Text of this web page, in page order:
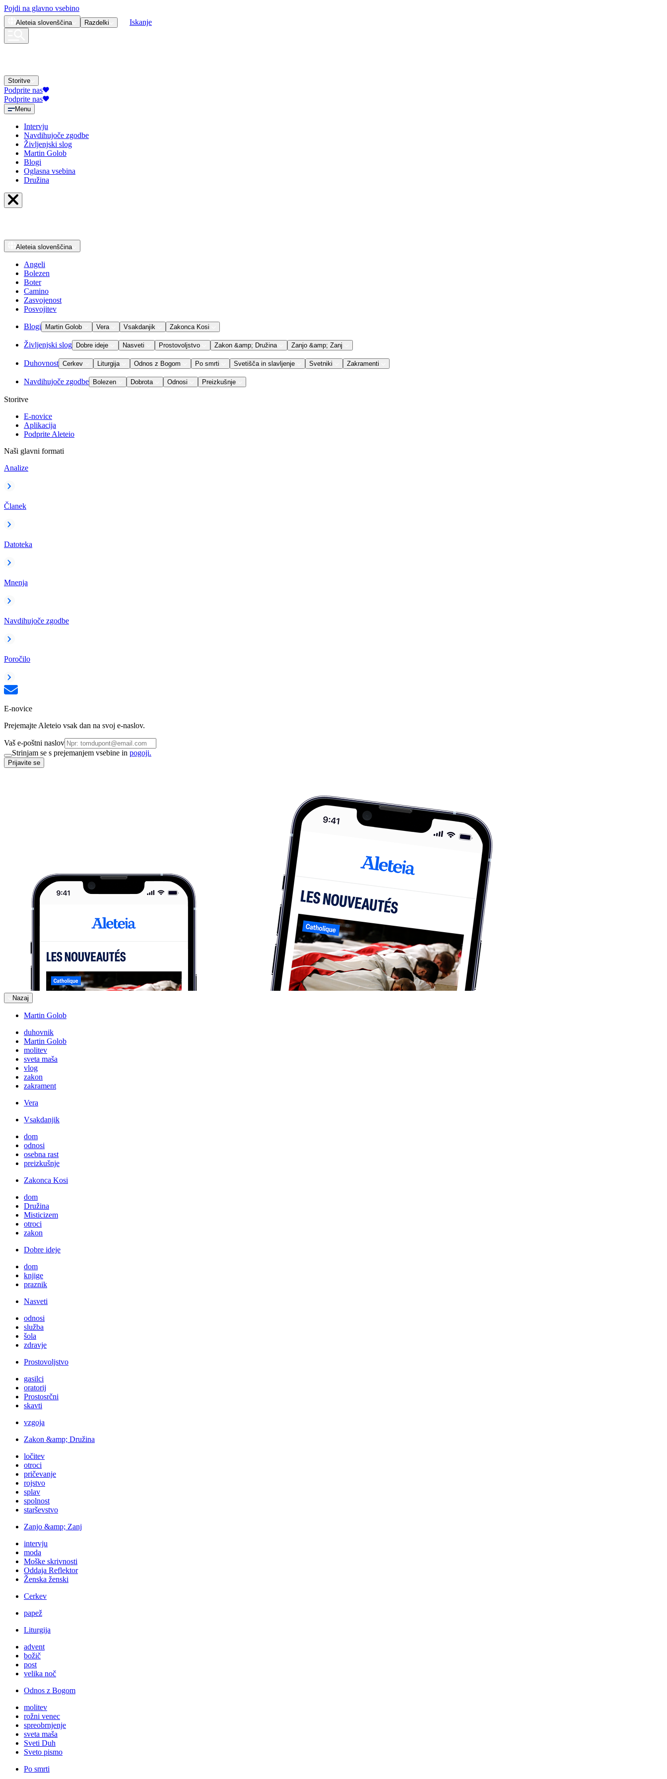
Pojdi na glavno vsebino
Aleteia slovenščina Razdelki Iskanje
Storitve
Podprite nas
Podprite nas
Menu
Intervju
Navdihujoče zgodbe
Življenjski slog
Martin Golob
Blogi
Oglasna vsebina
Družina
Aleteia slovenščina
Angeli
Bolezen
Boter
Camino
Zasvojenost
Posvojitev
Blogi Martin Golob Vera Vsakdanjik Zakonca Kosi
Življenjski slog Dobre ideje Nasveti Prostovoljstvo Zakon &amp; Družina Zanjo &amp; Zanj
Duhovnost Cerkev Liturgija Odnos z Bogom Po smrti Svetišča in slavljenje Svetniki Zakramenti
Navdihujoče zgodbe Bolezen Dobrota Odnosi Preizkušnje
Storitve
E-novice
Aplikacija
Podprite Aleteio
Naši glavni formati
Analize
Članek
Datoteka
Mnenja
Navdihujoče zgodbe
Poročilo
E-novice
Prejemajte Aleteio vsak dan na svoj e-naslov.
Vaš e-poštni naslov
Strinjam se s prejemanjem vsebine in pogoji.
Prijavite se
Nazaj
Martin Golob
duhovnik
Martin Golob
molitev
sveta maša
vlog
zakon
zakrament
Vera
Vsakdanjik
dom
odnosi
osebna rast
preizkušnje
Zakonca Kosi
dom
Družina
Misticizem
otroci
zakon
Dobre ideje
dom
knjige
praznik
Nasveti
odnosi
služba
šola
zdravje
Prostovoljstvo
gasilci
oratorij
Prostosrčni
skavti
vzgoja
Zakon &amp; Družina
ločitev
otroci
pričevanje
rojstvo
splav
spolnost
starševstvo
Zanjo &amp; Zanj
intervju
moda
Moške skrivnosti
Oddaja Reflektor
Ženska ženski
Cerkev
papež
Liturgija
advent
božič
post
velika noč
Odnos z Bogom
molitev
rožni venec
spreobrnjenje
sveta maša
Sveti Duh
Sveto pismo
Po smrti